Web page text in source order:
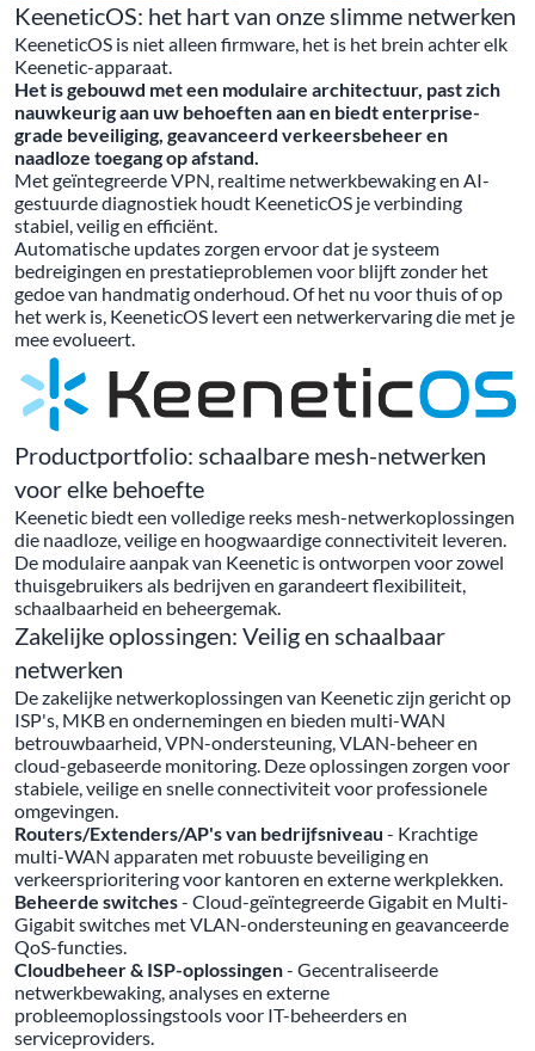
KeeneticOS: het hart van onze slimme netwerken
KeeneticOS is niet alleen firmware, het is het brein achter elk
Keenetic-apparaat.
Het is gebouwd met een modulaire architectuur, past zich
nauwkeurig aan uw behoeften aan en biedt enterprise-
grade beveiliging, geavanceerd verkeersbeheer en
naadloze toegang op afstand.
Met geïntegreerde VPN, realtime netwerkbewaking en AI-
gestuurde diagnostiek houdt KeeneticOS je verbinding
stabiel, veilig en efficiënt.
Automatische updates zorgen ervoor dat je systeem
bedreigingen en prestatieproblemen voor blijft zonder het
gedoe van handmatig onderhoud. Of het nu voor thuis of op
het werk is, KeeneticOS levert een netwerkervaring die met je
mee evolueert.
Productportfolio: schaalbare mesh-netwerken
voor elke behoefte
Keenetic biedt een volledige reeks mesh-netwerkoplossingen
die naadloze, veilige en hoogwaardige connectiviteit leveren.
De modulaire aanpak van Keenetic is ontworpen voor zowel
thuisgebruikers als bedrijven en garandeert flexibiliteit,
schaalbaarheid en beheergemak.
Zakelijke oplossingen: Veilig en schaalbaar
netwerken
De zakelijke netwerkoplossingen van Keenetic zijn gericht op
ISP's, MKB en ondernemingen en bieden multi-WAN
betrouwbaarheid, VPN-ondersteuning, VLAN-beheer en
cloud-gebaseerde monitoring. Deze oplossingen zorgen voor
stabiele, veilige en snelle connectiviteit voor professionele
omgevingen.
Routers/Extenders/AP's van bedrijfsniveau - Krachtige
multi-WAN apparaten met robuuste beveiliging en
verkeersprioritering voor kantoren en externe werkplekken.
Beheerde switches- Cloud-geïntegreerde Gigabit en Multi-
Gigabit switches met VLAN-ondersteuning en geavanceerde
QoS-functies.
Cloudbeheer & ISP-oplossingen- Gecentraliseerde
netwerkbewaking, analyses en externe
probleemoplossingstools voor IT-beheerders en
serviceproviders.